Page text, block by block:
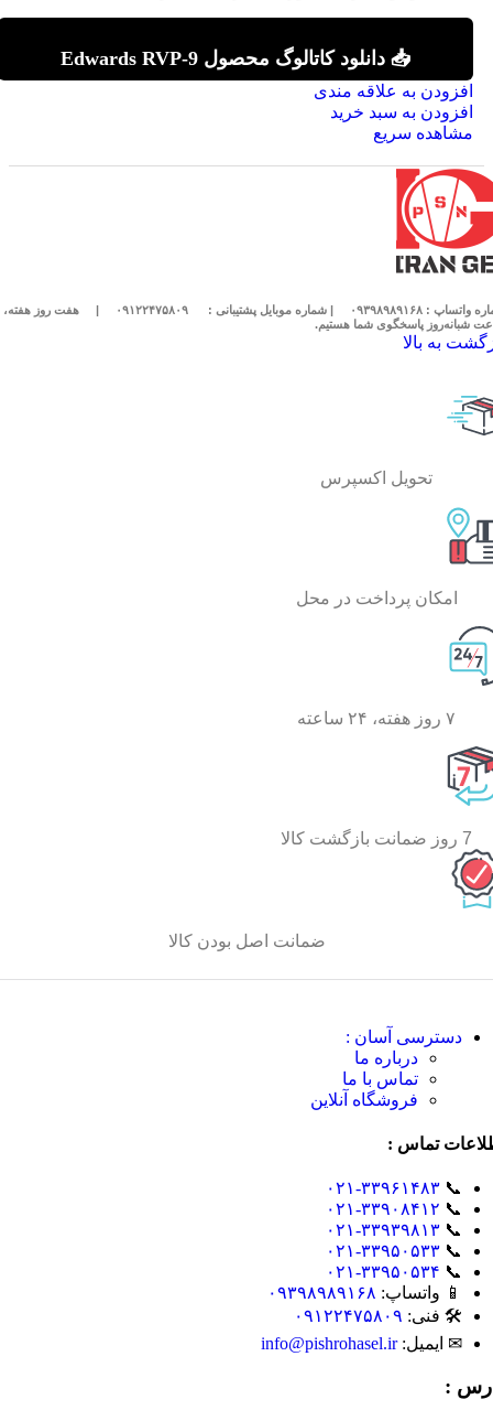
📥 دانلود کاتالوگ محصول Edwards RVP-9
افزودن به علاقه مندی
افزودن به سبد خرید
مشاهده سریع
واتساپ : ۰۹۳۹۸۹۸۹۱۶۸ | شماره موبایل پشتیبانی :
|
شبانه‌روز پاسخگوی شما هستیم.
به بالا
تحویل اکسپرس
امکان پرداخت در محل
۷ روز هفته، ۲۴ ساعته
7 روز ضمانت بازگشت کالا
ضمانت اصل بودن کالا
دسترسی آسان :
درباره ما
تماس با ما
فروشگاه آنلاین
تماس :
📞 ۰۲۱-۳۳۹۶۱۴۸۳
📞 ۰۲۱-۳۳۹۰۸۴۱۲
📞 ۰۲۱-۳۳۹۳۹۸۱۳
📞 ۰۲۱-۳۳۹۵۰۵۳۳
📞 ۰۲۱-۳۳۹۵۰۵۳۴
📱 واتساپ: ۰۹۳۹۸۹۸۹۱۶۸
🛠 فنی: ۰۹۱۲۲۴۷۵۸۰۹
✉ ایمیل:info@pishrohasel.ir
: